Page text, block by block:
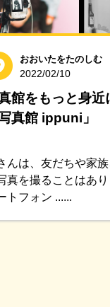
おおいたをたのしむ
2022/02/10
館をもっと身近
真館 ippuni」
んは、友だちや家
真を撮ることはあ
トフォン ......